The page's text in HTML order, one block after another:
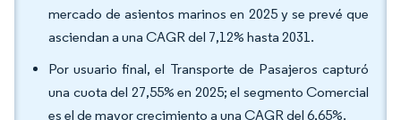
mercado de asientos marinos en 2025 y se prevé que
asciendan a una CAGR del 7,12% hasta 2031.
Por usuario final, el Transporte de Pasajeros capturó
una cuota del 27,55% en 2025; el segmento Comercial
es el de mayor crecimiento a una CAGR del 6,65%.